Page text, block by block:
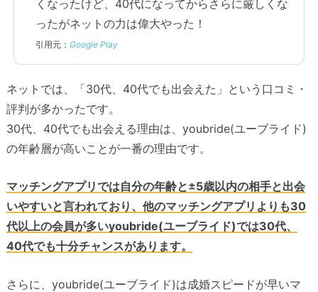
くなったけど、40代になってからさらに厳しくな
ったがネットの力は偉大やった！
引用元： Google Play
ネットでは、「30代、40代でも出会えた」という口コミ・
評判が多かったです。
30代、40代でも出会える理由は、youbride(ユーブライド)
の年齢層が高いことが一番の理由です。
マッチングアプリでは自分の年齢と±5歳以内の相手と出会
いやすいと言われており、他のマッチングアプリよりも30
代以上の会員が多いyoubride(ユーブライド)では30代、
40代でも十分チャンスがあります。
さらに、youbride(ユーブライド)は成婚スピードが早いマ